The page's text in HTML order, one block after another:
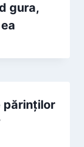
gura,
părinților